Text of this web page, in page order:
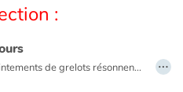
:
Quelques faibles tintements de grelots résonnent encore au loin, puis le silence envahit la pièce... Quenotte découvre alors un ours en peluche qui ne veut pas être un jouet et qui exige sa maman! Notre courageuse souris décide d'accompagner l'ourson pour la retrouver : une grande aventure les attend! Vous ne regarderez plus jamais les étoiles de la même façon... …